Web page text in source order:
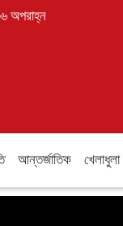
অপরাহ্ন
আন্তর্জাতিক খেলাধুলা